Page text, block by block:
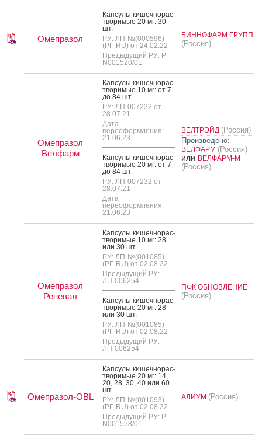
Омепразол
Кап­су­лы ки­шеч­но­рас­
тво­римые 20 мг: 30
шт.
РУ: ЛП-№(000596)-
(РГ-RU) от 24.02.22
Предыдущий РУ: Р
N001520/01
БИННОФАРМ ГРУПП
(Россия)
Омепразол
Велфарм
Кап­су­лы ки­шеч­но­рас­
тво­римые 10 мг: от 7
до 84 шт.
РУ: ЛП-007232 от
28.07.21
Дата
переоформления:
21.06.23
Кап­су­лы ки­шеч­но­рас­
тво­римые 20 мг: от 7
до 84 шт.
РУ: ЛП-007232 от
28.07.21
Дата
переоформления:
21.06.23
ВЕЛТРЭЙД (Россия)
Произведено:
ВЕЛФАРМ (Россия)
или ВЕЛФАРМ-М
(Россия)
Омепразол
Реневал
Кап­су­лы ки­шеч­но­рас­
тво­римые 10 мг: 28
или 30 шт.
РУ: ЛП-№(001085)-
(РГ-RU) от 02.08.22
Предыдущий РУ:
ЛП-006254
Кап­су­лы ки­шеч­но­рас­
тво­римые 20 мг: 28
или 30 шт.
РУ: ЛП-№(001085)-
(РГ-RU) от 02.08.22
Предыдущий РУ:
ЛП-006254
ПФК ОБНОВЛЕНИЕ
(Россия)
Омепразол-OBL
Кап­су­лы ки­шеч­но­рас­
тво­римые 20 мг: 14,
20, 28, 30, 40 или 60
шт.
РУ: ЛП-№(001093)-
(РГ-RU) от 02.08.22
Предыдущий РУ: Р
N001558/01
АЛИУМ (Россия)